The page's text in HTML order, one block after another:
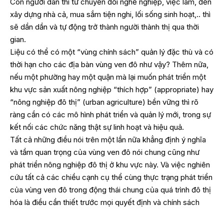
xây dựng nhà cả, mua sắm tiện nghi, lối sống sinh hoạt,.. thì
sẽ dần dần và tự động trở thành người thành thị qua thời
gian.
Liệu có thể có một “vùng chính sách” quản lý đặc thù và có
thời hạn cho các địa bàn vùng ven đô như vậy? Thêm nữa,
nếu một phường hay một quận mà lại muốn phát triển một
khu vực sản xuất nông nghiệp “thích hợp” (appropriate) hay
“nông nghiệp đô thị” (urban agriculture) bền vững thì rõ
ràng cần có các mô hình phát triển và quản lý mới, trong sự
kết nối các chức năng thật sự linh hoạt và hiệu quả.
Tất cả những điều nói trên một lần nữa khẳng định ý nghĩa
và tầm quan trọng của vùng ven đô nói chung cũng như
phát triển nông nghiệp đô thị ở khu vực này. Và việc nghiên
cứu tất cả các chiều cạnh cụ thể cùng thực trạng phát triển
của vùng ven đô trong động thái chung của quá trình đô thị
hóa là điều cần thiết trước mọi quyết định và chính sách